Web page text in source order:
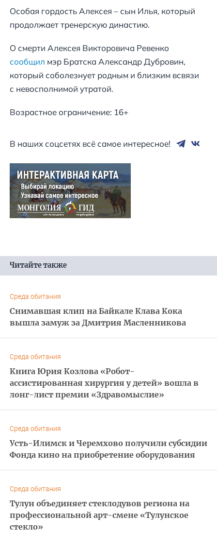
Особая гордость Алексея – сын Илья, который
продолжает тренерскую династию.
О смерти Алексея Викторовича Ревенко
сообщил мэр Братска Александр Дубровин,
который соболезнует родным и близким всвязи
с невосполнимой утратой.
Возрастное ограничение: 16+
В наших соцсетях всё самое интересное!
Читайте также
Среда обитания
Снимавшая клип на Байкале Клава Кока
вышла замуж за Дмитрия Масленникова
Среда обитания
Книга Юрия Козлова «Робот-
ассистированная хирургия у детей» вошла в
лонг-лист премии «Здравомыслие»
Среда обитания
Усть-Илимск и Черемхово получили субсидии
Фонда кино на приобретение оборудования
Среда обитания
Тулун объединяет стеклодувов региона на
профессиональной арт-смене «Тулунское
стекло»